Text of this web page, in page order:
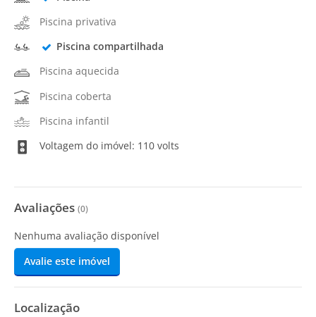
Piscina privativa
Piscina compartilhada
Piscina aquecida
Piscina coberta
Piscina infantil
Voltagem do imóvel: 110 volts
Avaliações (0)
Nenhuma avaliação disponível
Avalie este imóvel
Localização